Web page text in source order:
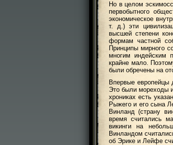
Но в целом
первобытного
экономическое
т. д.) эти
высшей степени
формам частной
Принципы мирного
многим индейским
крайне мало.
были обречены на
Впервые
Это были мореходы
хрониках есть
Рыжего и его сына
Винланд (страну
время считались
викинги на
Винландом
об Эрике и Лейфе